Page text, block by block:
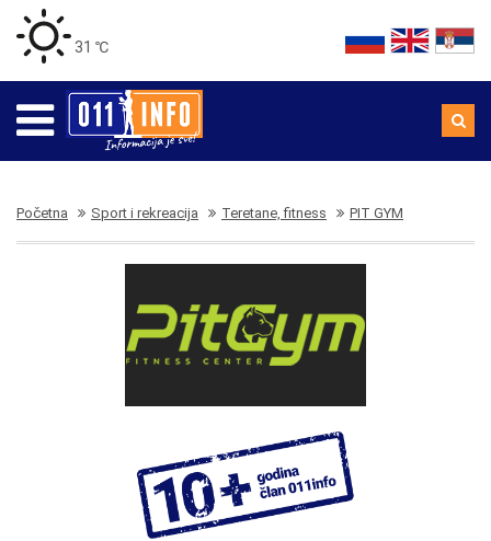
31 ℃
Početna Sport i rekreacija Teretane, fitness PIT GYM